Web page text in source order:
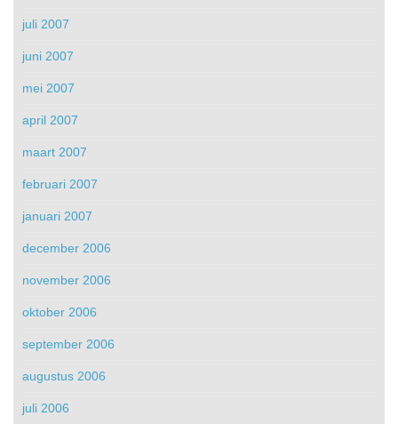
juli 2007
juni 2007
mei 2007
april 2007
maart 2007
februari 2007
januari 2007
december 2006
november 2006
oktober 2006
september 2006
augustus 2006
juli 2006